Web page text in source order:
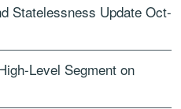
Statelessness Update Oct-
Level Segment on